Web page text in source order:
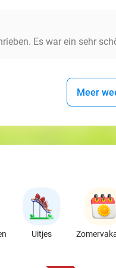
Es war ein sehr
Meer
Uitjes